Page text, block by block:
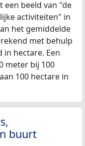
een beeld van "de
activiteiten" in
het gemiddelde
met behulp
in hectare. Een
meter bij 100
100 hectare in
buurt